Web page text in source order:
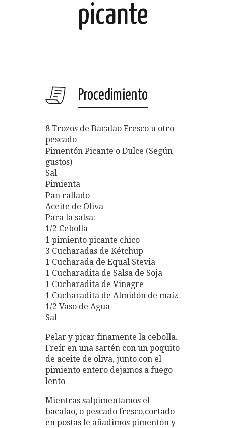
picante
Procedimiento
8 Trozos de Bacalao Fresco u otro
pescado
Pimentón Picante o Dulce (Según
gustos)
Sal
Pimienta
Pan rallado
Aceite de Oliva
Para la salsa:
1/2 Cebolla
1 pimiento picante chico
3 Cucharadas de Kétchup
1 Cucharada de Equal Stevia
1 Cucharadita de Salsa de Soja
1 Cucharadita de Vinagre
1 Cucharadita de Almidón de maíz
1/2 Vaso de Agua
Sal
Pelar y picar finamente la cebolla.
Freír en una sartén con un poquito
de aceite de oliva, junto con el
pimiento entero dejamos a fuego
lento
Mientras salpimentamos el
bacalao, o pescado fresco,cortado
en postas le añadimos pimentón y